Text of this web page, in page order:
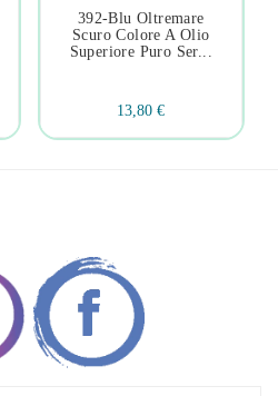
392-Blu Oltremare
Scuro Colore A Olio
Superiore Puro Ser...
13,80 €